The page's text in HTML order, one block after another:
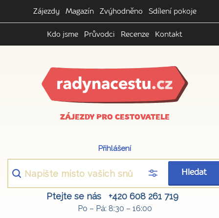
Zájezdy Magazín Zvýhodněno Sdílení pokoje
Kdo jsme Průvodci Recenze Kontakt
ZÁJEZDY PRO CESTOVATELE
Přihlášení
Hledat
Ptejte se nás +420 608 261 719
Po – Pá: 8:30 – 16:00